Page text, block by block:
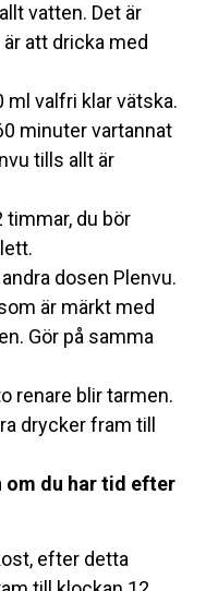
vatten. Det är
att dricka med
ml valfri klar vätska.
minuter vartannat
tills allt är
timmar, du bör
dosen Plenvu.
är märkt med
Gör på samma
renare blir tarmen.
drycker fram till
om du har tid efter
efter detta